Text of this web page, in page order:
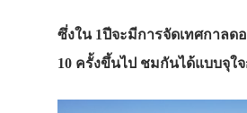
ซึ่งใน1ปีจะมีการจัดเทศกาลด
10 ครั้งขึ้นไป ชมกันได้แบบจุใจ